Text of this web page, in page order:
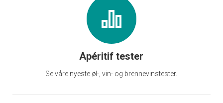
Apéritif tester
Se våre nyeste øl-, vin- og brennevinstester.